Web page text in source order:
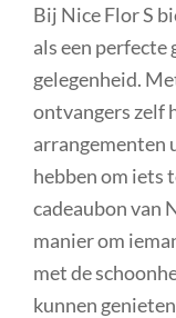
Bij Nice Flor S
als een perfecte
gelegenheid.
ontvangers zelf
arrangementen
hebben om iets
cadeaubon van
manier om
met de
kunnen